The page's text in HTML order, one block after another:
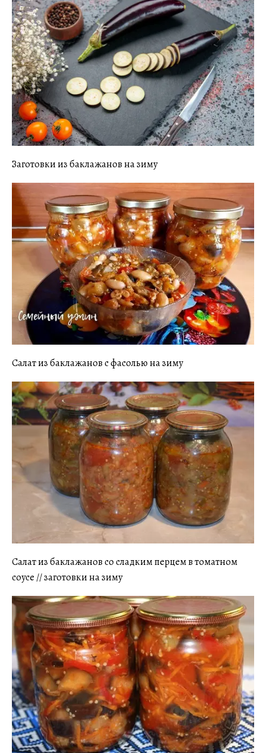
Заготовки из баклажанов на зиму
Салат из баклажанов с фасолью на зиму
Салат из баклажанов со сладким перцем в томатном
соусе // заготовки на зиму